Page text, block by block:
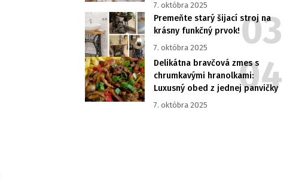
7. októbra 2025
Premeňte starý šijací stroj na
krásny funkčný prvok!
7. októbra 2025
Delikátna bravčová zmes s
chrumkavými hranolkami:
Luxusný obed z jednej panvičky
7. októbra 2025